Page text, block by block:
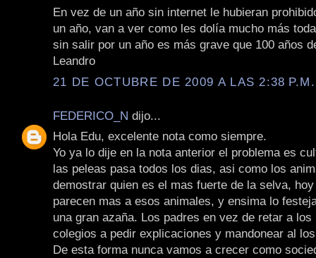
En vez de un año sin internet le hubieran
un año, van a ver como les dolía mucho más
sin salir por un año es más grave que 100 años
Leandro
21 DE OCTUBRE DE 2009 A LAS 2:38 P.M.
FEDERICO_N dijo...
Hola Edu, excelente nota como siempre.
Yo ya lo dije en la nota anterior el problema es
las peleas pasa todos los dias, asi como los
demostrar quien es el mas fuerte de la selva,
parecen mas a esos animales, y ensima lo
una gran azaña. Los padres en vez de retar a
colegios a pedir explicaciones y mandonear al
De esta forma nunca vamos a crecer como